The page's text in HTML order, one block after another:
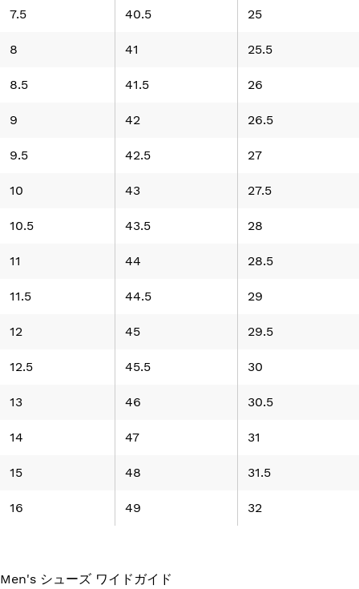
7.5 40.5 25
8 41 25.5
8.5 41.5 26
9 42 26.5
9.5 42.5 27
10 43 27.5
10.5 43.5 28
11 44 28.5
11.5 44.5 29
12 45 29.5
12.5 45.5 30
13 46 30.5
14 47 31
15 48 31.5
16 49 32
Men's シューズ ワイドガイド